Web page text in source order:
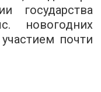
государства
новогодних
почти